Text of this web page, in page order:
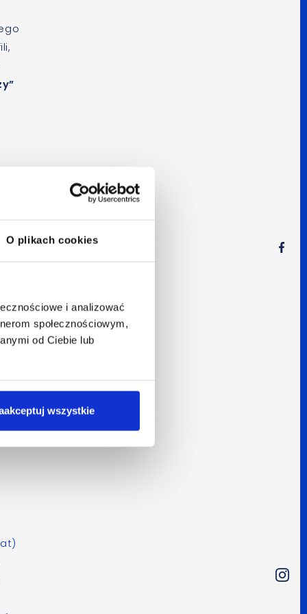
O plikach cookies
i analizować
społecznościowym,
od Ciebie lub
wszystkie